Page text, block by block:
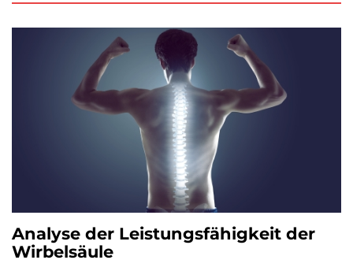
Analyse der Leistungsfähigkeit der
Wirbelsäule